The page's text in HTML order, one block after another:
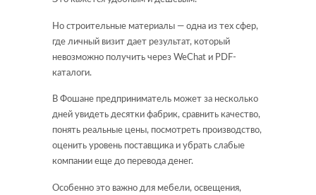
Но строительные материалы — одна из тех сфер,
где личный визит дает результат, который
невозможно получить через WeChat и PDF-
каталоги.
В Фошане предприниматель может за несколько
дней увидеть десятки фабрик, сравнить качество,
понять реальные цены, посмотреть производство,
оценить уровень поставщика и убрать слабые
компании еще до перевода денег.
Особенно это важно для мебели, освещения,